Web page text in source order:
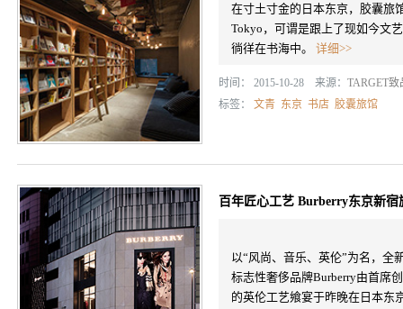
在寸土寸金的日本东京，胶囊旅
Tokyo，可谓是跟上了现如今文
徜徉在书海中。 详细>>
时间： 2015-10-28 来源： TARGET致
标签： 文青 东京 书店 胶囊旅馆
百年匠心工艺 Burberry东京新宿
以“风尚、音乐、英伦”为名，全
标志性奢侈品牌Burberry由首席
的英伦工艺飨宴于昨晚在日本东